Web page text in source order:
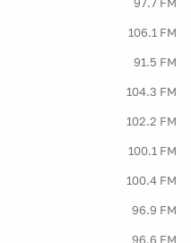
97.7 FM
106.1 FM
91.5 FM
104.3 FM
102.2 FM
100.1 FM
100.4 FM
96.9 FM
96.6 FM